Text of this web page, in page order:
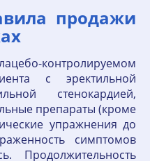
продажи
контролируемом
с эректильной
стенокардией,
препараты (кроме
упражнения до
симптомов
Продолжительность